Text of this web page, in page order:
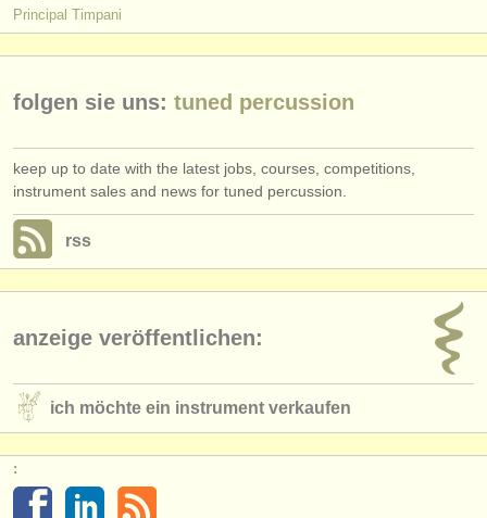
ATSfaq
einloggen
Principal Timpani
folgen sie uns: tuned percussion
keep up to date with the latest jobs, courses, competitions,
instrument sales and news for tuned percussion.
rss
anzeige veröffentlichen:
ich möchte ein instrument verkaufen
: